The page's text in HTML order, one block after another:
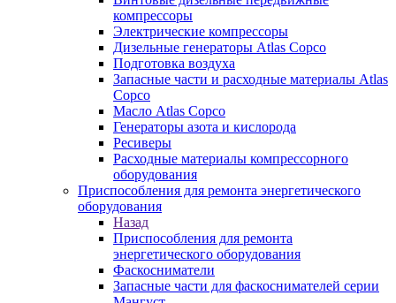
компрессоры
Электрические компрессоры
Дизельные генераторы Atlas Copco
Подготовка воздуха
Запасные части и расходные материалы Atlas
Copco
Масло Atlas Copco
Генераторы азота и кислорода
Ресиверы
Расходные материалы компрессорного
оборудования
Приспособления для ремонта энергетического
оборудования
Назад
Приспособления для ремонта
энергетического оборудования
Фаскосниматели
Запасные части для фаскоснимателей серии